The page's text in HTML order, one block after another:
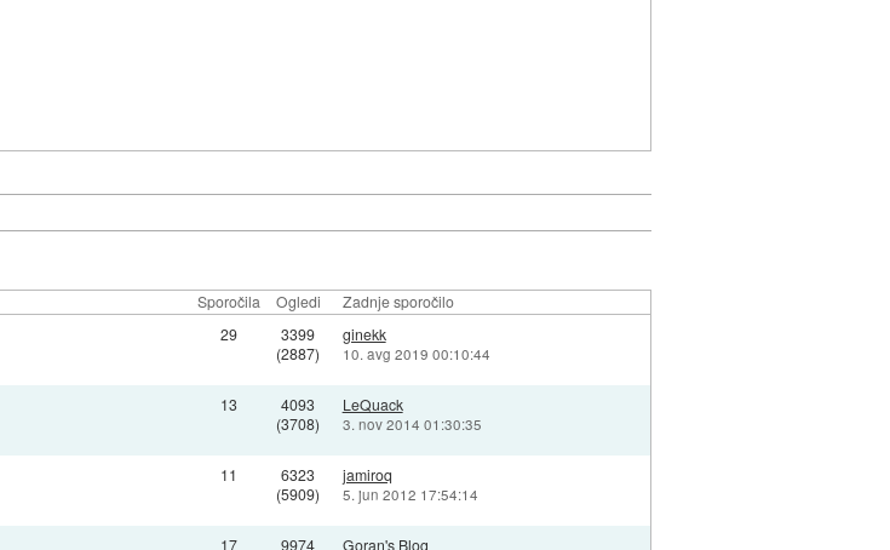
Sporočila Ogledi Zadnje sporočilo
29
3399
(2887)
ginekk
10. avg 2019 00:10:44
13
4093
(3708)
LeQuack
3. nov 2014 01:30:35
11
6323
(5909)
jamiroq
5. jun 2012 17:54:14
17 9974 Goran's Blog